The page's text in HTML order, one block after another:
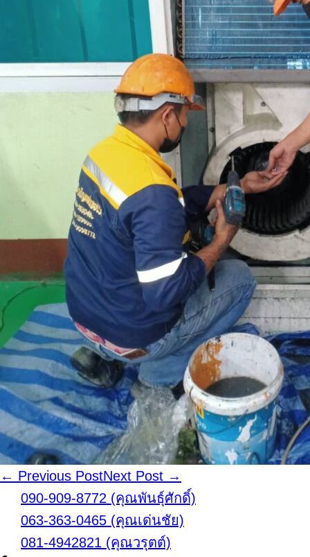
Post
Navigation
← Previous PostNext Post →
090-909-8772 (คุณพันธุ์ศักดิ์)
063-363-0465 (คุณเด่นชัย)
081-4942821 (คุณวรุตต์)